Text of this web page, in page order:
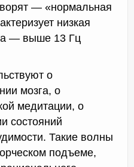
— «нормальная
низкая
— выше 13 Гц
о
мозга, о
медитации, о
состояний
Такие волны
подъеме,